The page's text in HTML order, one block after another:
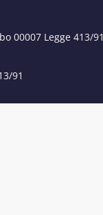
00007 Legge 413/91
91